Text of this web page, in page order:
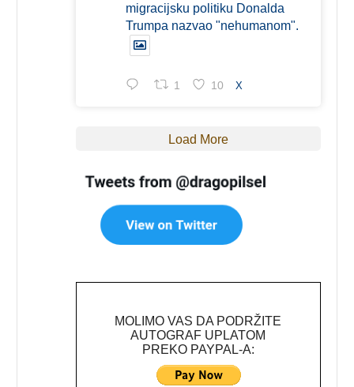
migracijsku politiku Donalda
Trumpa nazvao "nehumanom".
1 10 X
Load More
MOLIMO VAS DA PODRŽITE
AUTOGRAF UPLATOM
PREKO PAYPAL-A: